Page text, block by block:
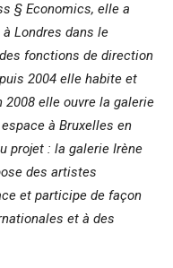
§ Economics, elle a
Londres dans le
fonctions de direction
2004 elle habite et
2008 elle ouvre la galerie
à Bruxelles en
projet : la galerie Irène
des artistes
et participe de façon
et à des